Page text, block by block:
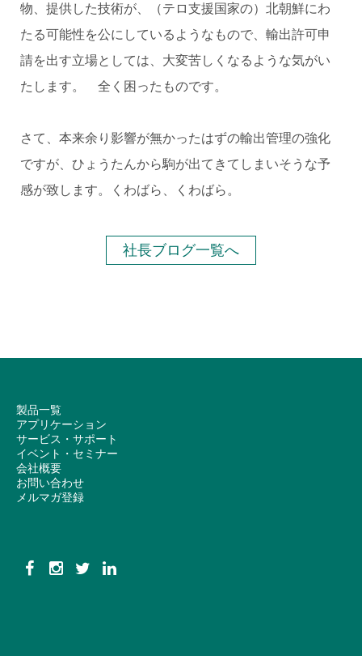
物、提供した技術が、（テロ支援国家の）北朝鮮にわ
たる可能性を公にしているようなもので、輸出許可申
請を出す立場としては、大変苦しくなるような気がい
たします。 全く困ったものです。
さて、本来余り影響が無かったはずの輸出管理の強化
ですが、ひょうたんから駒が出てきてしまいそうな予
感が致します。くわばら、くわばら。
社長ブログ一覧へ
製品一覧
アプリケーション
サービス・サポート
イベント・セミナー
会社概要
お問い合わせ
メルマガ登録